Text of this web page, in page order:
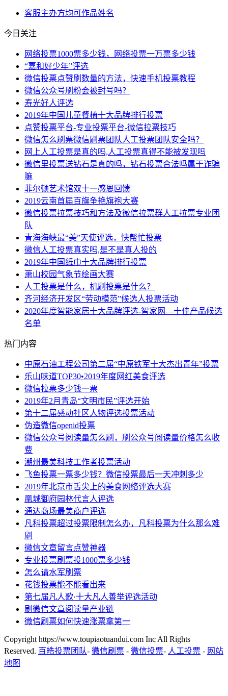
客服主办方均可作品姓名
今日关注
网络投票1000票多少钱，网络投票一万票多少钱
“嘉和好少年”评选
微信投票点赞刷数量的方法，快速手机投票教程
微信公众号刷粉会被封号吗？
寿光好人评选
2019年中国儿童餐椅十大品牌排行投票
点赞投票平台-专业投票平台-微信拉票技巧
微信怎么刷票微信刷票团队人工投票团队安全吗？
网上人工投票是真的吗,人工投票真得不能被发现吗
微信里投票送钻石是真的吗，钻石投票合法吗属于诈骗
嘛
菲尔顿艺术馆双十一感恩回馈
2019云南首届百旗争艳旗袍大赛
微信投票拉票技巧和方法及微信拉票群人工拉票专业团
队
青海海峡最“美”天使评选，快帮忙投票
微信人工投票真实吗,是不是真人投的
2019年中国纸巾十大品牌排行投票
萧山校园气象节绘画大赛
人工投票是什么，机刷投票是什么？
齐河经济开发区“劳动模范”候选人投票活动
2020年度智能家居十大品牌评选-智家网—十佳产品候选
名单
热门内容
中原石油工程公司第二届“中原铁军十大杰出青年”投票
乐山味道TOP30•2019年度网红美食评选
微信拉票多少钱一票
2019年2月青岛“文明市民”评选开始
第十二届感动社区人物评选投票活动
伪造微信openid投票
微信公众号阅读量怎么刷，刷公众号阅读量价格怎么收
费
潮州最美科技工作者投票活动
飞鱼投票一票多少钱？微信投票最后一天冲刺多少
2019年北京市舌尖上的美食网络评选大赛
凰城御府园林代言人评选
通达商场最美商户评选
凡科投票超过投票限制怎么办，凡科投票为什么那么难
刷
微信文章留言点赞神器
专业投票刷票投1000票多少钱
怎么请水军刷票
花钱投票能不能看出来
第七届凡人歌·十大凡人善举评选活动
刷微信文章阅读量产业链
微信刷票如何快速涨票拿第一
Copyright https://www.toupiaotuandui.com Inc All Rights
Reserved. 百皓投票团队- 微信刷票 - 微信投票- 人工投票 - 网站
地图